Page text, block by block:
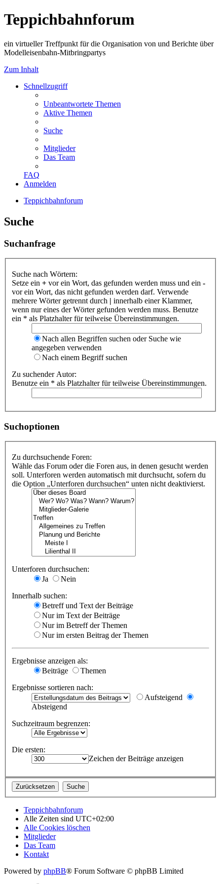
Teppichbahnforum
ein virtueller Treffpunkt für die Organisation von und Berichte über
Modelleisenbahn-Mitbringpartys
Zum Inhalt
Schnellzugriff
Unbeantwortete Themen
Aktive Themen
Suche
Mitglieder
Das Team
FAQ
Anmelden
Teppichbahnforum
Suche
Suchanfrage
Suche nach Wörtern:
Setze ein + vor ein Wort, das gefunden werden muss und ein -
vor ein Wort, das nicht gefunden werden darf. Verwende
mehrere Wörter getrennt durch | innerhalb einer Klammer,
wenn nur eines der Wörter gefunden werden muss. Benutze
ein * als Platzhalter für teilweise Übereinstimmungen.
Nach allen Begriffen suchen oder Suche wie
angegeben verwenden
Nach einem Begriff suchen
Zu suchender Autor:
Benutze ein * als Platzhalter für teilweise Übereinstimmungen.
Suchoptionen
Zu durchsuchende Foren:
Wähle das Forum oder die Foren aus, in denen gesucht werden
soll. Unterforen werden automatisch mit durchsucht, sofern du
die Option „Unterforen durchsuchen“ unten nicht deaktivierst.
Unterforen durchsuchen:
Ja
Nein
Innerhalb suchen:
Betreff und Text der Beiträge
Nur im Text der Beiträge
Nur im Betreff der Themen
Nur im ersten Beitrag der Themen
Ergebnisse anzeigen als:
Beiträge
Themen
Ergebnisse sortieren nach:
Aufsteigend
Absteigend
Suchzeitraum begrenzen:
Die ersten:
Zeichen der Beiträge anzeigen
Teppichbahnforum
Alle Zeiten sind UTC+02:00
Alle Cookies löschen
Mitglieder
Das Team
Kontakt
Powered by phpBB® Forum Software © phpBB Limited